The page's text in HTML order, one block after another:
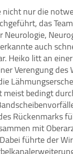
nicht nur die
das
Neurologie,
auch
Heiko litt an
Verengung
meist bedingt
Rückenmarks
mit
führte der